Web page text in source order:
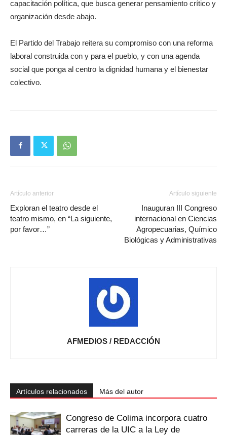
capacitación política, que busca generar pensamiento crítico y
organización desde abajo.
El Partido del Trabajo reitera su compromiso con una reforma
laboral construida con y para el pueblo, y con una agenda
social que ponga al centro la dignidad humana y el bienestar
colectivo.
Artículo anterior
Exploran el teatro desde el
teatro mismo, en “La siguiente,
por favor…”
Artículo siguiente
Inauguran III Congreso
internacional en Ciencias
Agropecuarias, Químico
Biológicas y Administrativas
AFMEDIOS / REDACCIÓN
Artículos relacionados Más del autor
Congreso de Colima incorpora cuatro
carreras de la UIC a la Ley de